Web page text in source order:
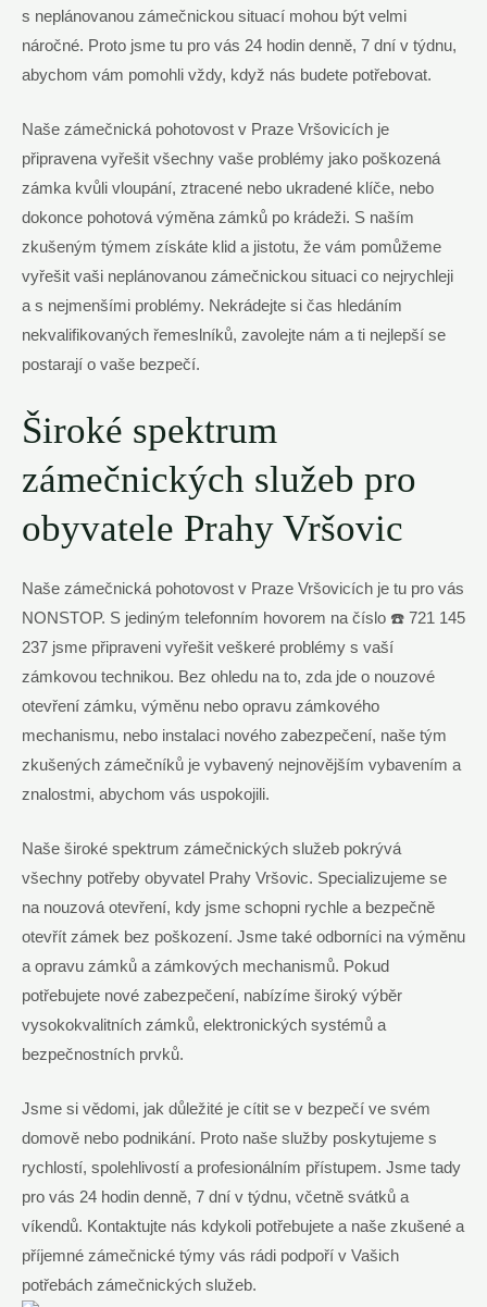
s neplánovanou zámečnickou ​situací mohou být velmi⁣
náročné. Proto jsme ​tu​ pro vás 24 hodin denně, 7 dní v týdnu,
‌abychom vám pomohli vždy, když nás budete potřebovat.
Naše zámečnická pohotovost v Praze Vršovicích je
připravena‌ vyřešit​ všechny vaše problémy ‌jako⁢ poškozená‌
zámka kvůli vloupání, ztracené nebo ukradené klíče, nebo
dokonce pohotová výměna zámků po krádeži. S naším
zkušeným ⁢týmem‍ získáte klid a jistotu, že vám‍ pomůžeme
⁢vyřešit vaši neplánovanou zámečnickou situaci co nejrychleji
⁣a‌ s nejmenšími problémy. Nekrádejte si ‍čas hledáním
nekvalifikovaných‍ řemeslníků, zavolejte nám a⁤ ti nejlepší se
‌postarají o vaše bezpečí.
Široké spektrum
‌zámečnických služeb pro
obyvatele Prahy⁣ Vršovic
Naše zámečnická pohotovost v Praze Vršovicích je tu pro vás
NONSTOP. S jediným telefonním⁣ hovorem na číslo ☎️ 721 145
237 jsme připraveni vyřešit veškeré problémy‍ s vaší
zámkovou technikou. Bez ohledu na to, ‍zda jde o nouzové
otevření zámku, výměnu nebo‍ opravu zámkového
⁤mechanismu, nebo instalaci nového zabezpečení, naše tým
zkušených ​zámečníků je⁢ vybavený nejnovějším vybavením a
znalostmi, ⁤abychom vás ⁢uspokojili.
Naše široké spektrum zámečnických služeb pokrývá
všechny potřeby obyvatel⁤ Prahy ‌Vršovic. Specializujeme se
na nouzová otevření,⁤ kdy‌ jsme schopni‍ rychle ‍a bezpečně
otevřít zámek bez poškození. Jsme také​ odborníci na⁢ výměnu
a opravu zámků⁢ a zámkových mechanismů. Pokud
potřebujete nové ⁢zabezpečení,⁤ nabízíme široký výběr
vysokokvalitních zámků, elektronických systémů a
bezpečnostních prvků.
Jsme ‌si vědomi, jak důležité je cítit se v bezpečí ve svém⁢
domově nebo podnikání. Proto‍ naše služby poskytujeme s
rychlostí, ⁢spolehlivostí a profesionálním přístupem. Jsme tady
pro vás 24 hodin⁤ denně, 7 dní v týdnu, ‍včetně svátků a
víkendů. Kontaktujte⁣ nás kdykoli potřebujete a naše⁣ zkušené a
příjemné zámečnické týmy vás rádi podpoří v Vašich
potřebách zámečnických služeb.